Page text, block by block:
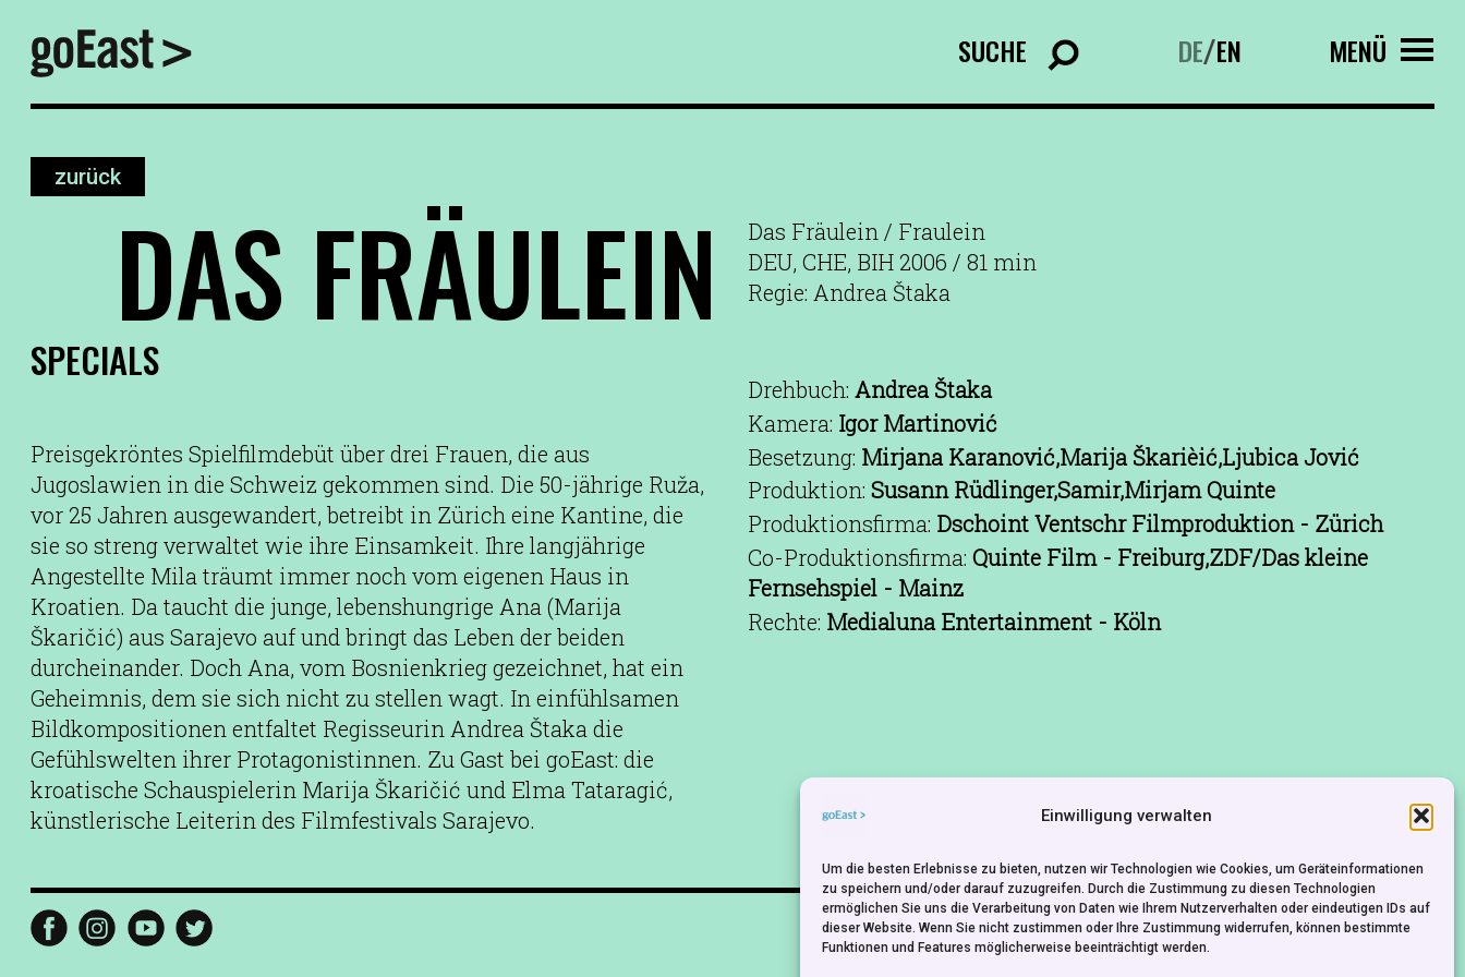
Einwilligung verwalten
Um die besten Erlebnisse zu bieten, nutzen wir Technologien wie Cookies, um Geräteinformationen
zu speichern und/oder darauf zuzugreifen. Durch die Zustimmung zu diesen Technologien
ermöglichen Sie uns die Verarbeitung von Daten wie Ihrem Nutzerverhalten oder eindeutigen IDs auf
dieser Website. Wenn Sie nicht zustimmen oder Ihre Zustimmung widerrufen, können bestimmte
Funktionen und Features möglicherweise beeinträchtigt werden.
SUCHE DE/EN MENÜ
zurück
DAS FRÄULEIN
SPECIALS
Preisgekröntes Spielfilmdebüt über drei Frauen, die aus
Jugoslawien in die Schweiz gekommen sind. Die 50-jährige Ruža,
vor 25 Jahren ausgewandert, betreibt in Zürich eine Kantine, die
sie so streng verwaltet wie ihre Einsamkeit. Ihre langjährige
Angestellte Mila träumt immer noch vom eigenen Haus in
Kroatien. Da taucht die junge, lebenshungrige Ana (Marija
Škaričić) aus Sarajevo auf und bringt das Leben der beiden
durcheinander. Doch Ana, vom Bosnienkrieg gezeichnet, hat ein
Geheimnis, dem sie sich nicht zu stellen wagt. In einfühlsamen
Bildkompositionen entfaltet Regisseurin Andrea Štaka die
Gefühlswelten ihrer Protagonistinnen. Zu Gast bei goEast: die
kroatische Schauspielerin Marija Škaričić und Elma Tataragić,
künstlerische Leiterin des Filmfestivals Sarajevo.
Das Fräulein / Fraulein
DEU, CHE, BIH 2006 / 81 min
Regie: Andrea Štaka
Drehbuch: Andrea Štaka
Kamera: Igor Martinović
Besetzung: Mirjana Karanović,Marija Škarièić,Ljubica Jović
Produktion: Susann Rüdlinger,Samir,Mirjam Quinte
Produktionsfirma: Dschoint Ventschr Filmproduktion - Zürich
Co-Produktionsfirma: Quinte Film - Freiburg,ZDF/Das kleine
Fernsehspiel - Mainz
Rechte: Medialuna Entertainment - Köln
NEWSLETTER KONTAKT IMPRESSUM DATENSCHUTZ